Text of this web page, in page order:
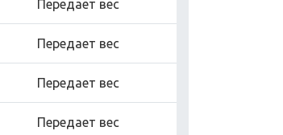
Передает вес
Передает вес
Передает вес
Передает вес